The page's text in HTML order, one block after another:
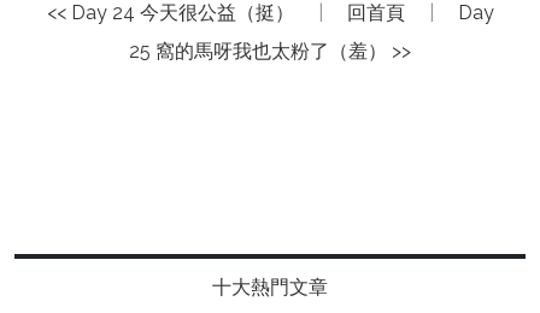
<< Day 24 今天很公益（挺） 回首頁
Day
25 窩的馬呀我也太粉了（羞） >>
十大熱門文章